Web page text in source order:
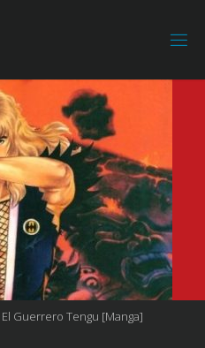
Guerrero Tengu [Manga]